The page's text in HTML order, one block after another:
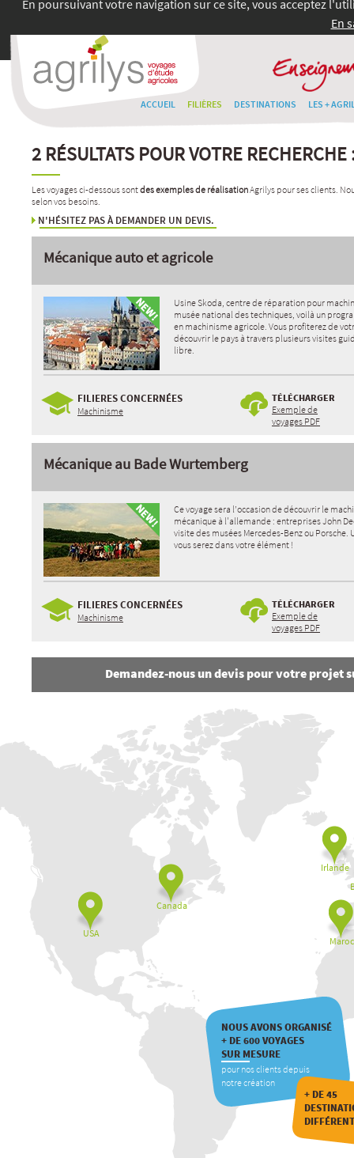
En poursuivant votre navigation sur ce site, vous acceptez
En
ACCUEIL FILIÈRES DESTINATIONS LES +
2 RÉSULTATS POUR VOTRE RECHERCHE
Les voyages ci-dessous sontdes exemples de réalisationAgrilys pour ses clients.
selon vos besoins.
N'HÉSITEZ PAS À DEMANDER UN DEVIS.
Mécanique auto et agricole
Usine Skoda, centre de réparation pour
musée national des techniques, voilà un
en machinisme agricole. Vous profiterez de
découvrir le pays à travers plusieurs visites
libre.
FILIERES CONCERNÉES
Machinisme
TÉLÉCHARGER
Exemple de
voyages PDF
Mécanique au Bade Wurtemberg
Ce voyage sera l’occasion de découvrir le
mécanique à l'allemande : entreprises John
visite des musées Mercedes-Benz ou Porsche.
vous serez dans votre élément !
FILIERES CONCERNÉES
Machinisme
TÉLÉCHARGER
Exemple de
voyages PDF
Demandez-nous un devis pour votre projet
Irlande
Canada
Maroc
USA
NOUS AVONS ORGANISÉ
+ DE 600 VOYAGES
SUR MESURE
pour nos clients depuis
notre création
+ DE 45